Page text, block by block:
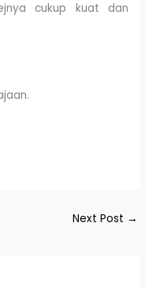
cukup kuat dan
Next Post →